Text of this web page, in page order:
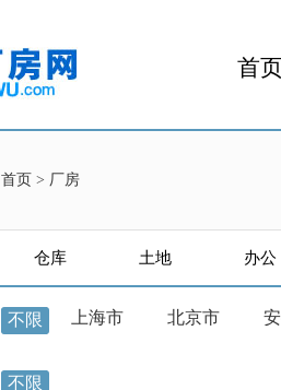
首
首页 > 厂房
仓库 土地 办公
不限 上海市 北京市
不限